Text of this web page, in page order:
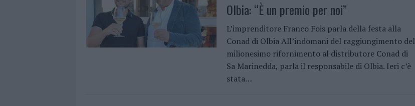
Olbia: “È un premio per noi”
L’imprenditore Franco Fois parla della festa alla
Conad di Olbia All’indomani del raggiungimento del
milionesimo rifornimento al distributore Conad di
Sa Marinedda, parla il responsabile di Olbia. Ieri c’è
stata…